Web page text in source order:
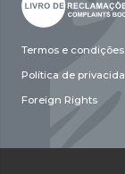
Termos e condições
Política de
Foreign Rights